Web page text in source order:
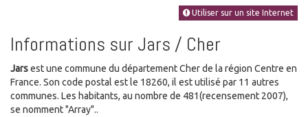
Utiliser sur un site Internet
Informations sur Jars / Cher
Jarsest une commune du département Cher de la région Centre en
France. Son code postal est le 18260, il est utilisé par 11 autres
communes. Les habitants, au nombre de 481(recensement 2007),
se nomment "Array"..